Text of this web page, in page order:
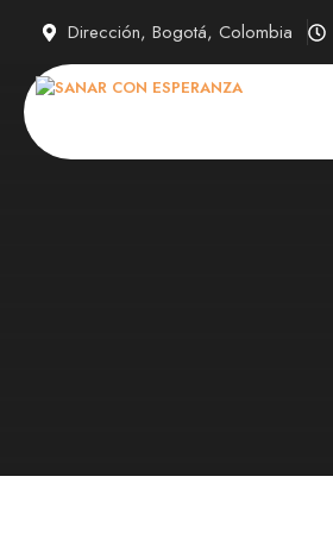
contenido
Dirección, Bogotá, Colombia